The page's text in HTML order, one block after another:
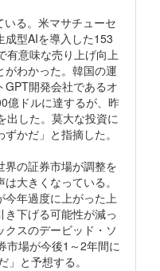
る。米マサチューセ
成型AIを導入した153
有意味な売り上げ向上
わかった。韓国の運
GPT開発会社であるオ
億ドルに達するが、昨
出した。莫大な投資に
かだ」と指摘した。
界の証券市場が調整を
大きくなっている。
今年過度に上がった上
下げる可能性が減っ
スのデービッド・ソ
市場が今後1～2年間に
と予想する。